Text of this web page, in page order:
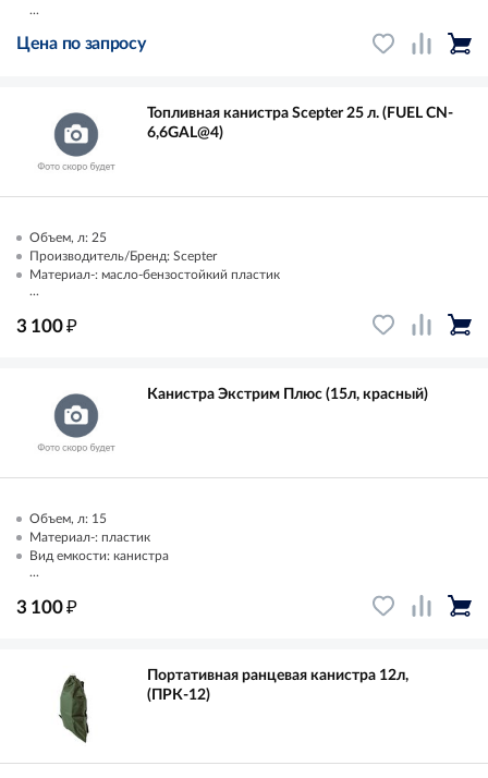
...
Цена по запросу
Топливная канистра Scepter 25 л. (FUEL CN-
6,6GAL@4)
Объем, л: 25
Производитель/Бренд: Scepter
Материал-: масло-бензостойкий пластик
...
3 100₽
Канистра Экстрим Плюс (15л, красный)
Объем, л: 15
Материал-: пластик
Вид емкости: канистра
...
3 100₽
Портативная ранцевая канистра 12л,
(ПРК-12)